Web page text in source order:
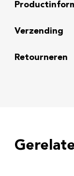
Verzending
Retourneren